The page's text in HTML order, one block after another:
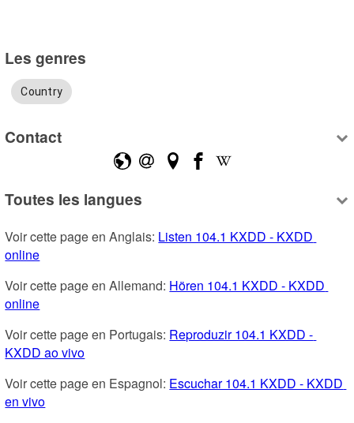
Les genres
Country
Contact
Toutes les langues
Voir cette page en Anglais: Listen 104.1 KXDD - KXDD
online
Voir cette page en Allemand: Hören 104.1 KXDD - KXDD
online
Voir cette page en Portugais: Reproduzir 104.1 KXDD -
KXDD ao vivo
Voir cette page en Espagnol: Escuchar 104.1 KXDD - KXDD
en vivo